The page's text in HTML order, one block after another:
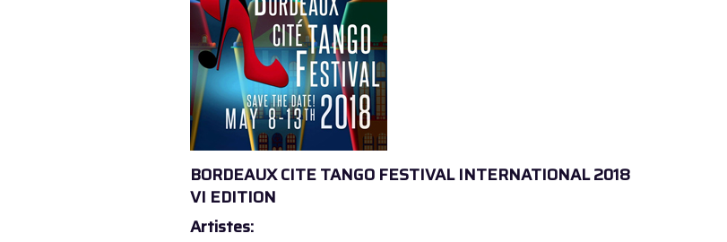
BORDEAUX CITE TANGO FESTIVAL INTERNATIONAL 2018
VI EDITION
Artistes: